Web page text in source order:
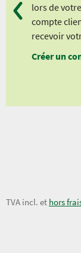
lors de
compte
recevoir
Créer un
19,00
TVA incl. et hors